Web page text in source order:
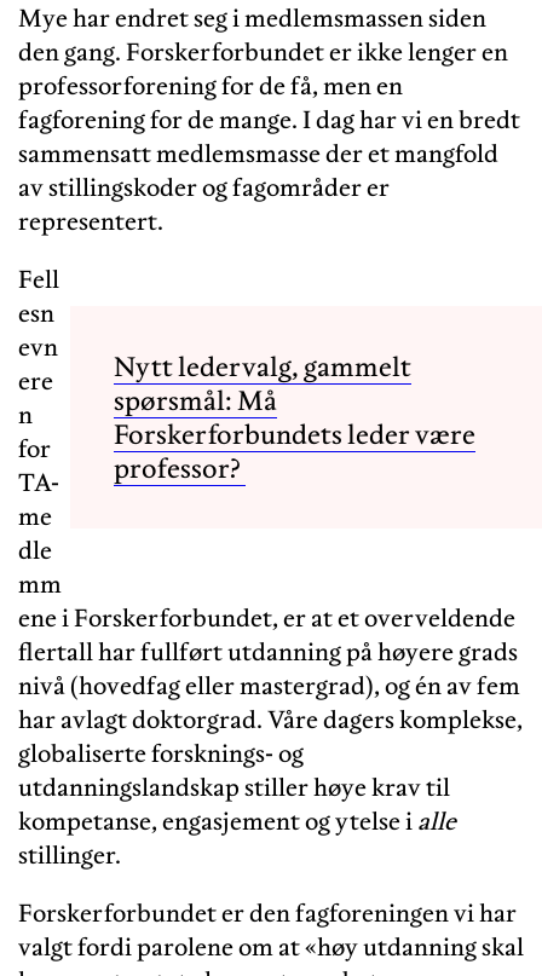
Mye har endret seg i medlemsmassen siden
den gang. Forskerforbundet er ikke lenger en
professorforening for de få, men en
fagforening for de mange. I dag har vi en bredt
sammensatt medlemsmasse der et mangfold
av stillingskoder og fagområder er
representert.
Nytt ledervalg, gammelt
spørsmål: Må
Forskerforbundets leder være
professor?
Fell
esn
evn
ere
n
for
TA-
me
dle
mm
ene i Forskerforbundet, er at et overveldende
flertall har fullført utdanning på høyere grads
nivå (hovedfag eller mastergrad), og én av fem
har avlagt doktorgrad. Våre dagers komplekse,
globaliserte forsknings- og
utdanningslandskap stiller høye krav til
kompetanse, engasjement og ytelse ialle
stillinger.
Forskerforbundet er den fagforeningen vi har
valgt fordi parolene om at «høy utdanning skal